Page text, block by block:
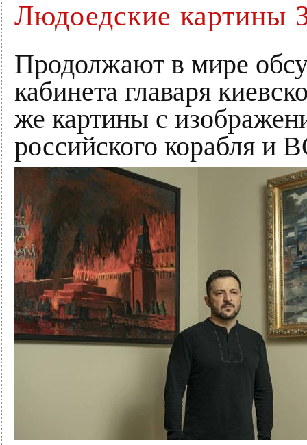
Людоедские картины
Продолжают в мире
кабинета главаря
же картины с
российского корабля и